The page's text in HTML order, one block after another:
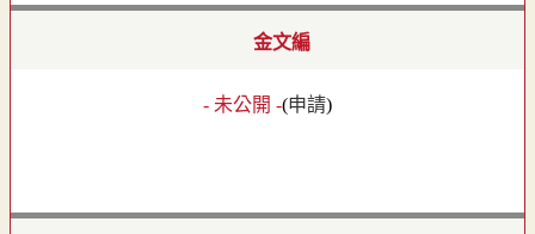
金文編
- 未公開 -(申請)